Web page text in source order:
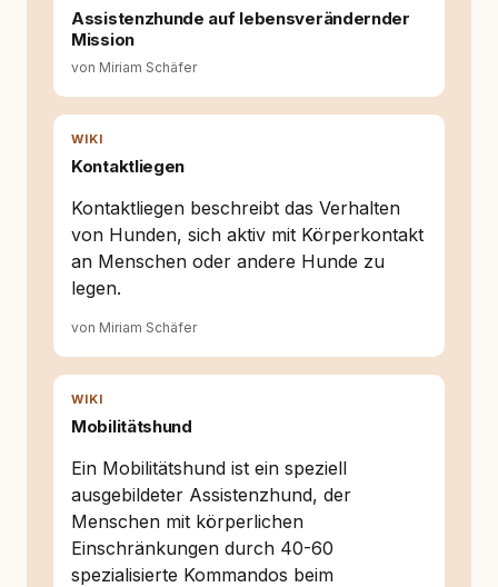
Entwicklung entstand rundum.dog – ein
und der Schweiz. Meine Überzeugung:
Tierschutz beginnt mit Wissen. Wer seinen
Hund versteht, trifft bessere Entscheidungen –
Assistenzhunde auf lebensverändernder
Mission
von Miriam Schäfer
WIKI
Kontaktliegen
Kontaktliegen beschreibt das Verhalten
von Hunden, sich aktiv mit Körperkontakt
an Menschen oder andere Hunde zu
legen.
von Miriam Schäfer
WIKI
Mobilitätshund
Ein Mobilitätshund ist ein speziell
ausgebildeter Assistenzhund, der
Menschen mit körperlichen
Einschränkungen durch 40-60
spezialisierte Kommandos beim